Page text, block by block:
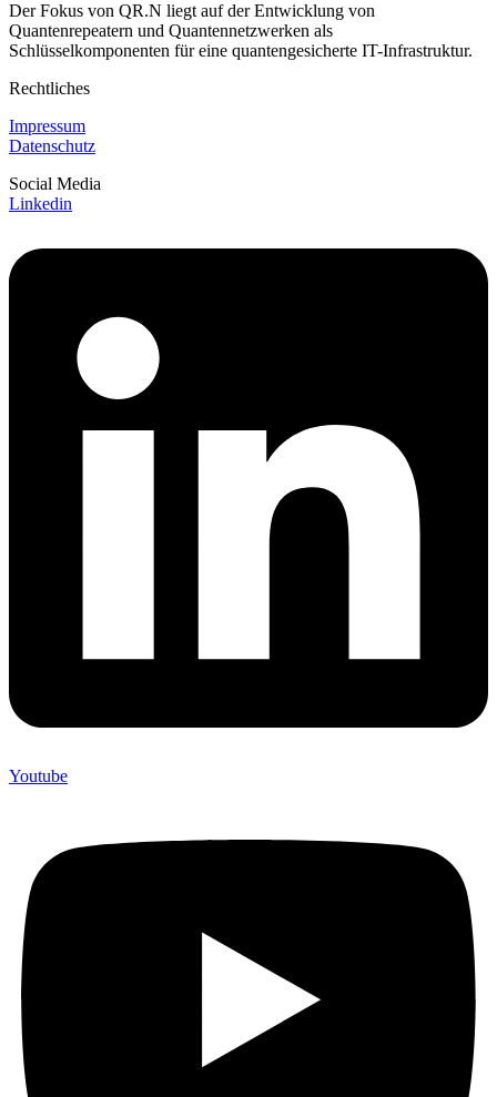
Der Fokus von QR.N liegt auf der Entwicklung von
Quantenrepeatern und Quantennetzwerken als
Schlüsselkomponenten für eine quantengesicherte IT-Infrastruktur.
Rechtliches
Impressum
Datenschutz
Social Media
Linkedin
Youtube